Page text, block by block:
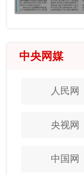
中央网媒
人民网
央视网
中国网